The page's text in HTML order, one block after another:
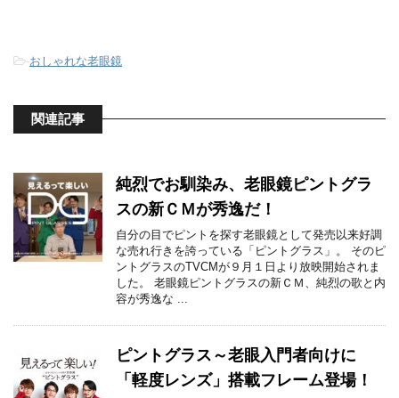
-おしゃれな老眼鏡
関連記事
純烈でお馴染み、老眼鏡ピントグラ
スの新ＣＭが秀逸だ！
自分の目でピントを探す老眼鏡として発売以来好調
な売れ行きを誇っている「ピントグラス」。 そのピ
ントグラスのTVCMが９月１日より放映開始されま
した。 老眼鏡ピントグラスの新ＣＭ、純烈の歌と内
容が秀逸な ...
ピントグラス～老眼入門者向けに
「軽度レンズ」搭載フレーム登場！